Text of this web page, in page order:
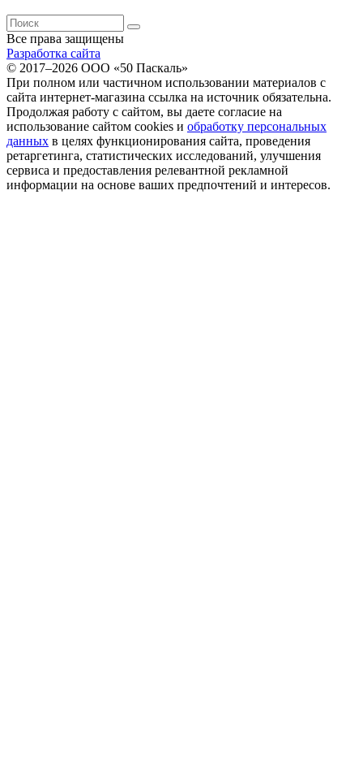
Все права защищены
Разработка сайта
© 2017–2026 ООО «50 Паскаль»
При полном или частичном использовании материалов с
сайта интернет-магазина ссылка на источник обязательна.
Продолжая работу с сайтом, вы даете согласие на
использование сайтом cookies и обработку персональных
данных в целях функционирования сайта, проведения
ретаргетинга, статистических исследований, улучшения
сервиса и предоставления релевантной рекламной
информации на основе ваших предпочтений и интересов.